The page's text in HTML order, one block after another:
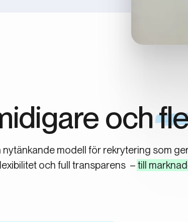
och
nytänkande modell för rekrytering som
och full transparens – till